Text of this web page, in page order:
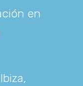
en